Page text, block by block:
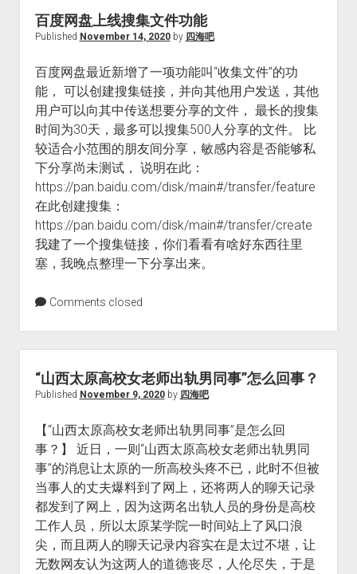
百度网盘上线搜集文件功能
Published November 14, 2020by 四海吧
百度网盘最近新增了一项功能叫“收集文件”的功
能， 可以创建搜集链接，并向其他用户发送，其他
用户可以向其中传送想要分享的文件， 最长的搜集
时间为30天，最多可以搜集500人分享的文件。 比
较适合小范围的朋友间分享，敏感内容是否能够私
下分享尚未测试， 说明在此：
https://pan.baidu.com/disk/main#/transfer/feature
在此创建搜集：
https://pan.baidu.com/disk/main#/transfer/create
我建了一个搜集链接，你们看看有啥好东西往里
塞，我晚点整理一下分享出来。
Comments closed
“山西太原高校女老师出轨男同事”怎么回事？
Published November 9, 2020by 四海吧
【“山西太原高校女老师出轨男同事”是怎么回
事？】 近日，一则“山西太原高校女老师出轨男同
事”的消息让太原的一所高校头疼不已，此时不但被
当事人的丈夫爆料到了网上，还将两人的聊天记录
都发到了网上，因为这两名出轨人员的身份是高校
工作人员，所以太原某学院一时间站上了风口浪
尖，而且两人的聊天记录内容实在是太过不堪，让
无数网友认为这两人的道德丧尽，人伦尽失，于是